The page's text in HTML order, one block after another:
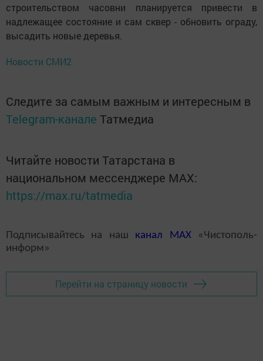
строительством часовни планируется привести в
надлежащее состояние и сам сквер - обновить ограду,
высадить новые деревья.
Новости СМИ2
Следите за самым важным и интересным в
Telegram-канале Татмедиа
Читайте новости Татарстана в
национальном мессенджере MАХ:
https://max.ru/tatmedia
Подписывайтесь на наш канал MAX«Чистополь-
информ»
Перейти на страницу новости